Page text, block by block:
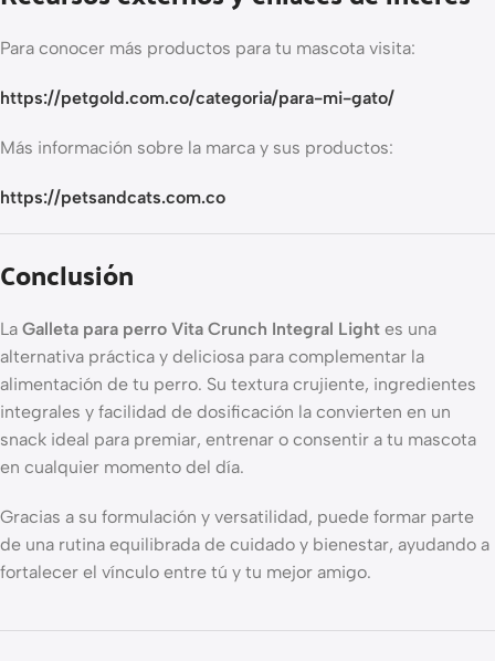
Para conocer más productos para tu mascota visita:
https://petgold.com.co/categoria/para-mi-gato/
Más información sobre la marca y sus productos:
https://petsandcats.com.co
Conclusión
La Galleta para perro Vita Crunch Integral Light es una
alternativa práctica y deliciosa para complementar la
alimentación de tu perro. Su textura crujiente, ingredientes
integrales y facilidad de dosificación la convierten en un
snack ideal para premiar, entrenar o consentir a tu mascota
en cualquier momento del día.
Gracias a su formulación y versatilidad, puede formar parte
de una rutina equilibrada de cuidado y bienestar, ayudando a
fortalecer el vínculo entre tú y tu mejor amigo.